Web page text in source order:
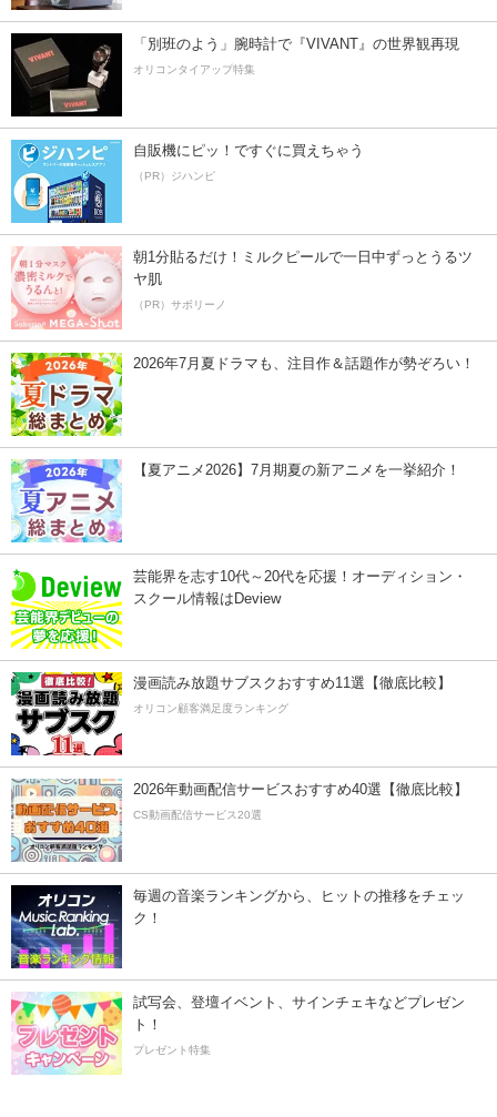
「別班のよう」腕時計で『VIVANT』の世界観再現
オリコンタイアップ特集
自販機にピッ！ですぐに買えちゃう
（PR）ジハンピ
朝1分貼るだけ！ミルクピールで一日中ずっとうるツ
ヤ肌
（PR）サボリーノ
2026年7月夏ドラマも、注目作＆話題作が勢ぞろい！
【夏アニメ2026】7月期夏の新アニメを一挙紹介！
芸能界を志す10代～20代を応援！オーディション・
スクール情報はDeview
漫画読み放題サブスクおすすめ11選【徹底比較】
オリコン顧客満足度ランキング
2026年動画配信サービスおすすめ40選【徹底比較】
CS動画配信サービス20選
毎週の音楽ランキングから、ヒットの推移をチェッ
ク！
試写会、登壇イベント、サインチェキなどプレゼン
ト！
プレゼント特集